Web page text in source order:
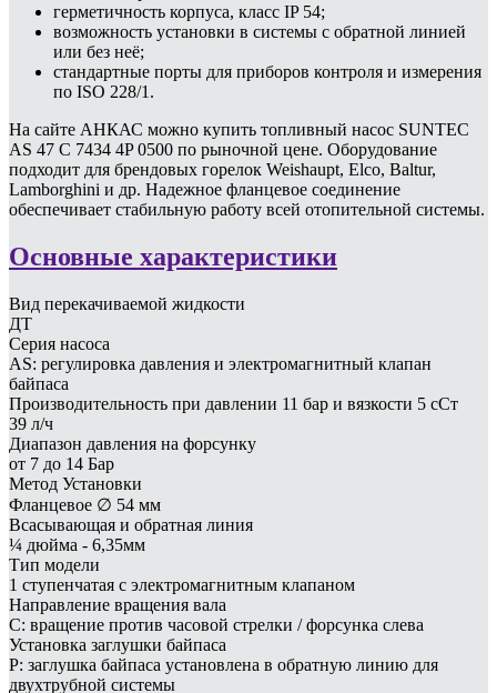
герметичность корпуса, класс IP 54;
возможность установки в системы с обратной линией
или без неё;
стандартные порты для приборов контроля и измерения
по ISO 228/1.
На сайте АНКАС можно купить топливный насос SUNTEC
AS 47 C 7434 4P 0500 по рыночной цене. Оборудование
подходит для брендовых горелок Weishaupt, Elco, Baltur,
Lamborghini и др. Надежное фланцевое соединение
обеспечивает стабильную работу всей отопительной системы.
Основные характеристики
Вид перекачиваемой жидкости
ДТ
Серия насоса
AS: регулировка давления и электромагнитный клапан
байпаса
Производительность при давлении 11 бар и вязкости 5 сСт
39 л/ч
Диапазон давления на форсунку
от 7 до 14 Бар
Метод Установки
Фланцевое ∅ 54 мм
Всасывающая и обратная линия
¼ дюйма - 6,35мм
Тип модели
1 ступенчатая с электромагнитным клапаном
Направление вращения вала
C: вращение против часовой стрелки / форсунка слева
Установка заглушки байпаса
P: заглушка байпаса установлена в обратную линию для
двухтрубной системы